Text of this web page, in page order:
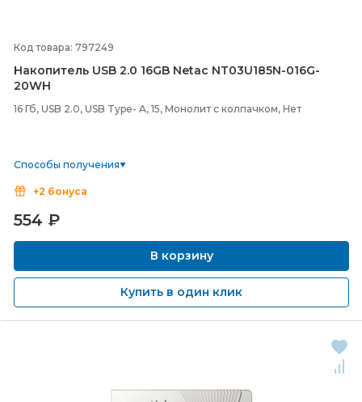
Код товара: 797249
Накопитель USB 2.0 16GB Netac NT03U185N-016G-
20WH
16 Гб, USB 2.0, USB Type- A, 15, Монолит с колпачком, Нет
Способы получения
+2 бонуса
554 ₽
В корзину
Купить в один клик